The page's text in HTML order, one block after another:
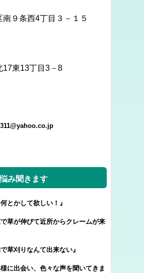
９条西4丁目３－１５
17東13丁目3－8
み聞きます
とかして欲しい！』
で草が伸びて近所からクレームが来
草刈りなんて出来ない』
に出会い、色々な声を聞いてきま